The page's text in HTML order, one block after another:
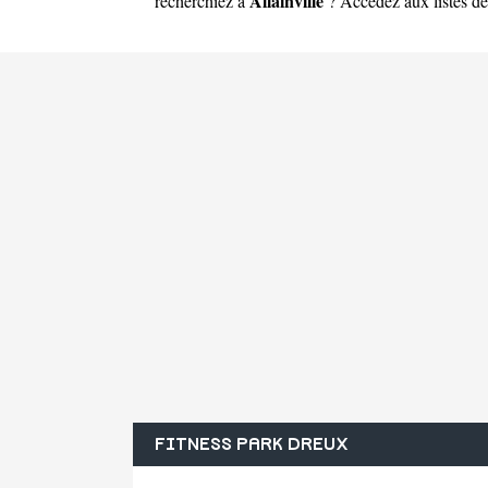
FITNESS PARK DREUX